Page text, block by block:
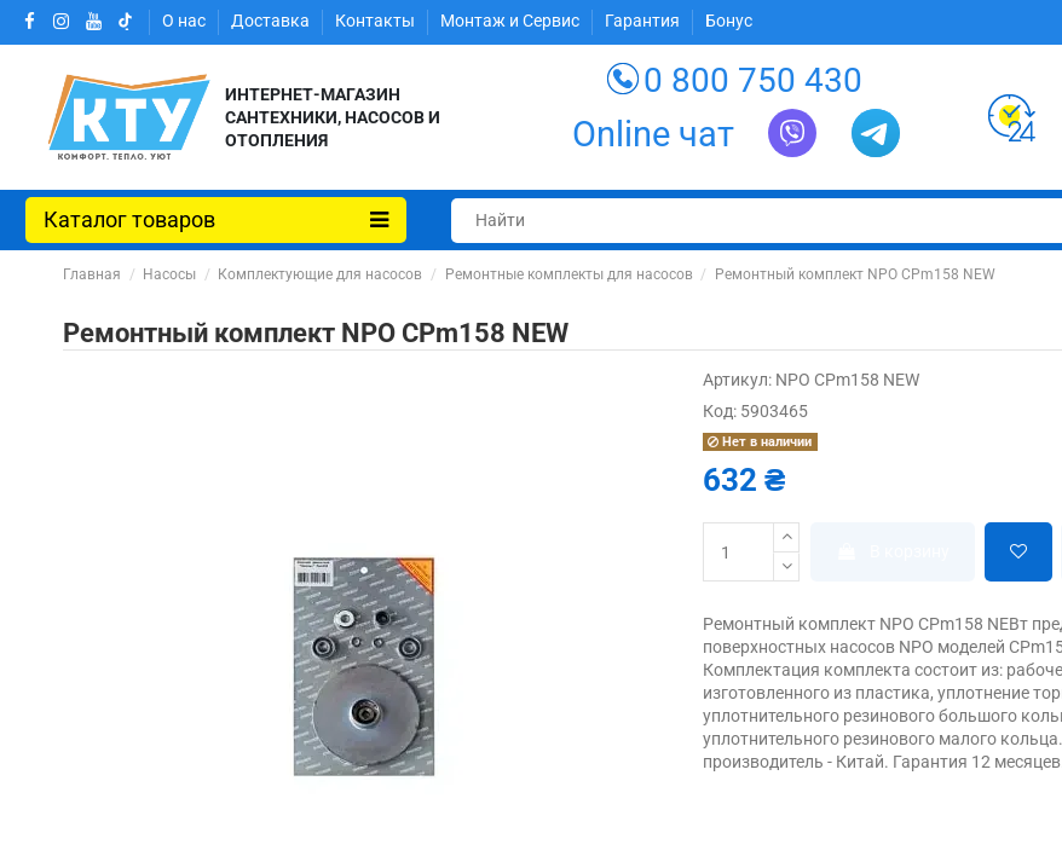
О нас Доставка Контакты Монтаж и Сервис Гарантия Бонус
ИНТЕРНЕТ-МАГАЗИН
САНТЕХНИКИ, НАСОСОВ И
ОТОПЛЕНИЯ
0 800 750 430
Online чат
Каталог товаров
Главная Насосы Комплектующие для насосов Ремонтные комплекты для насосов Ремонтный комплект NPO CPm158 NEW
Ремонтный комплект NPO CPm158 NEW
Артикул: NPO CPm158 NEW
Код: 5903465
Нет в наличии
632 ₴
Ремонтный комплект NPO CPm158 NEВт
поверхностных насосов NPO моделей
Комплектация комплекта состоит из:
изготовленного из пластика, уплотнение
уплотнительного резинового большого
уплотнительного резинового малого
производитель - Китай. Гарантия 12 месяцев.